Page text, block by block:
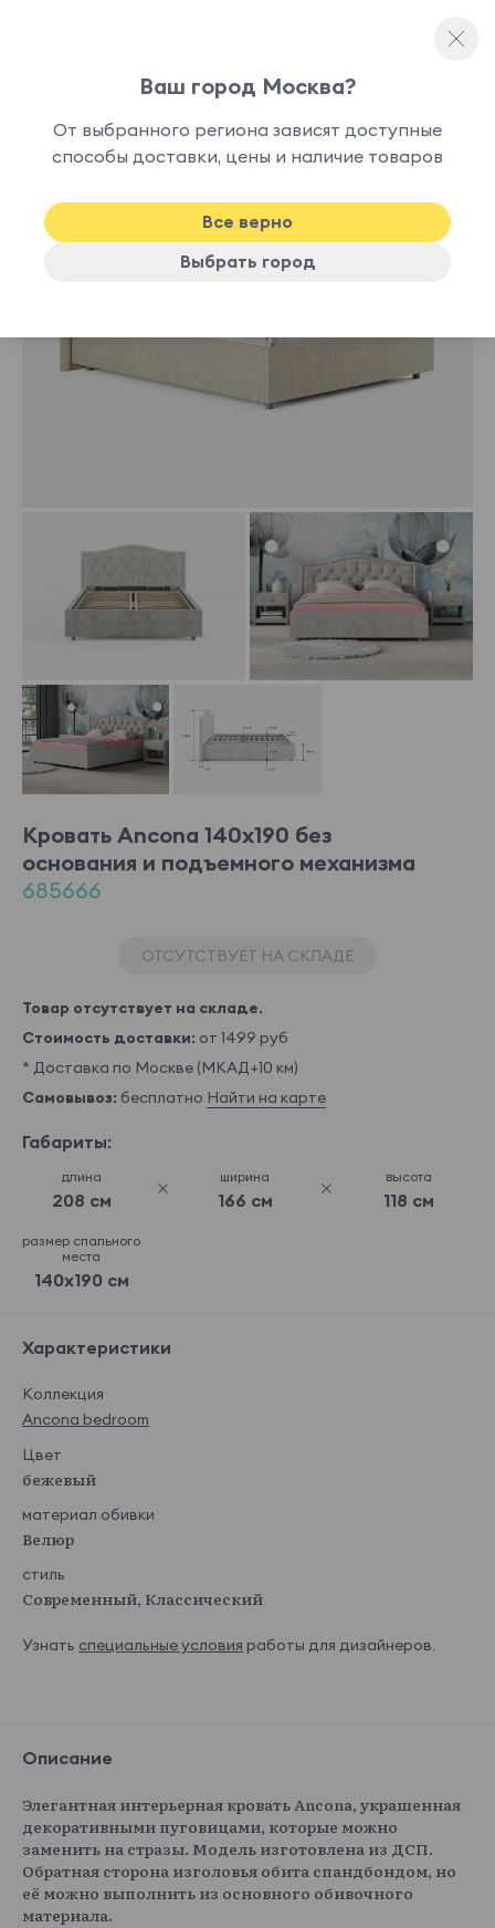
наличии
Кровать Ancona 140x190 без
основания и подъемного механизма
685666
ОТСУТСТВУЕТ НА СКЛАДЕ
Товар отсутствует на складе.
Стоимость доставки: от 1499 руб
* Доставка по Москве (МКАД+10 км)
Самовывоз: бесплатно Найти на карте
Габариты:
длина
208 см
ширина
166 см
высота
118 см
размер спального
места
140x190 см
Характеристики
Коллекция
Ancona bedroom
Цвет
бежевый
материал обивки
Велюр
стиль
Современный, Классический
Узнать специальные условия работы для дизайнеров.
Описание
Элегантная интерьерная кровать Ancona, украшенная
декоративными пуговицами, которые можно
заменить на стразы. Модель изготовлена из ДСП.
Обратная сторона изголовья обита спандбондом, но
её можно выполнить из основного обивочного
материала.
Ваш город Москва?
От выбранного региона зависят доступные
способы доставки, цены и наличие товаров
Все верно
Выбрать город